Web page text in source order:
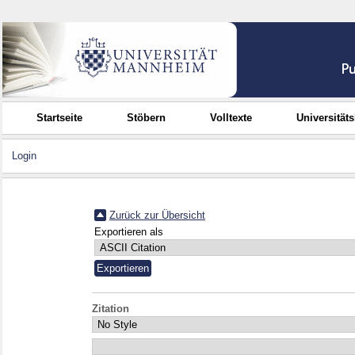
Startseite Stöbern Volltexte
Login
Zurück zur Übersicht
Exportieren als
Zitation